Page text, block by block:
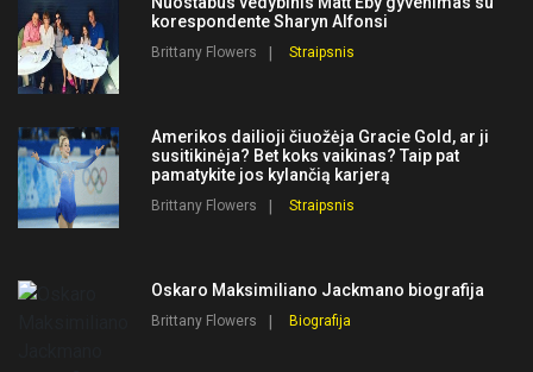
korespondente Sharyn Alfonsi
Brittany Flowers Straipsnis
Amerikos dailioji čiuožėja Gracie Gold, ar ji
susitikinėja? Bet koks vaikinas? Taip pat
pamatykite jos kylančią karjerą
Brittany Flowers Straipsnis
Oskaro Maksimiliano Jackmano biografija
Brittany Flowers Biografija